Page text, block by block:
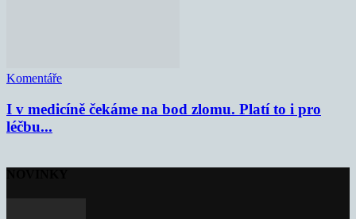
Komentáře
I v medicíně čekáme na bod zlomu. Platí to i pro
léčbu...